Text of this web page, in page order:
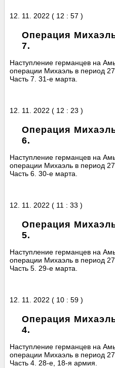
12. 11. 2022 ( 12 : 57 )
Операция
7.
Наступление германцев на
операции Михаэль в период
Часть 7. 31-е марта.
12. 11. 2022 ( 12 : 23 )
Операция
6.
Наступление германцев на
операции Михаэль в период
Часть 6. 30-е марта.
12. 11. 2022 ( 11 : 33 )
Операция
5.
Наступление германцев на
операции Михаэль в период
Часть 5. 29-е марта.
12. 11. 2022 ( 10 : 59 )
Операция
4.
Наступление германцев на
операции Михаэль в период
Часть 4. 28-е, 18-я армия.